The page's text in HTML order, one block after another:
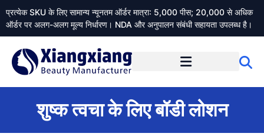
प्रत्येक SKU के लिए सामान्य न्यूनतम ऑर्डर मात्रा: 5,000 पीस; 20,000 से अधिक
ऑर्डर पर अलग-अलग मूल्य निर्धारण। NDA और अनुपालन संबंधी सहायता उपलब्ध है।
शुष्क त्वचा के लिए बॉडी लोशन